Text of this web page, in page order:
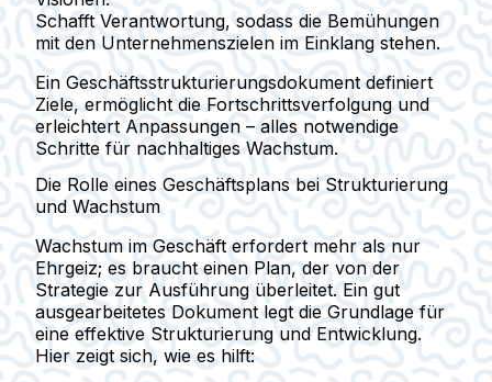
Schafft Verantwortung, sodass die Bemühungen
mit den Unternehmenszielen im Einklang stehen.
Ein Geschäftsstrukturierungsdokument definiert
Ziele, ermöglicht die Fortschrittsverfolgung und
erleichtert Anpassungen – alles notwendige
Schritte für nachhaltiges Wachstum.
Die Rolle eines Geschäftsplans bei Strukturierung
und Wachstum
Wachstum im Geschäft erfordert mehr als nur
Ehrgeiz; es braucht einen Plan, der von der
Strategie zur Ausführung überleitet. Ein gut
ausgearbeitetes Dokument legt die Grundlage für
eine effektive Strukturierung und Entwicklung.
Hier zeigt sich, wie es hilft: